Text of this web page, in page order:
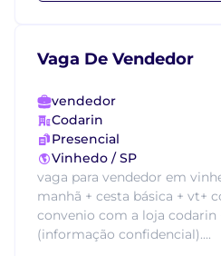
Vaga De Vendedor
vendedor
Codarin
Presencial
Vinhedo / SP
vaga para vendedor em
manhã + cesta básica + vt+
convenio com a loja codarin
(informação confidencial)....